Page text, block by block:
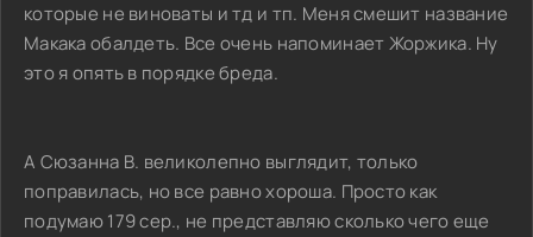
которые не виноваты и тд и тп. Меня смешит название
Макака обалдеть. Все очень напоминает Жоржика. Ну
это я опять в порядке бреда.
А Сюзанна В. великолепно выглядит, только
поправилась, но все равно хороша. Просто как
подумаю 179 сер., не представляю сколько чего еще